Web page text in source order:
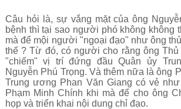
Câu hỏi là, sự vắng mặt của ông
bệnh thì tại sao người phó không không
mà để mội người "ngoại đạo" như ông
thế ? Từ đó, có người cho rằng ông
"chiếm" vị trí đứng đầu Quân ủy
Nguyễn Phú Trọng. Và thêm nữa là ông
Trung ương Phan Văn Giang có vẻ
Phạm Minh Chính khi mà để cho ông
họp và triển khai nội dung chỉ đạo.